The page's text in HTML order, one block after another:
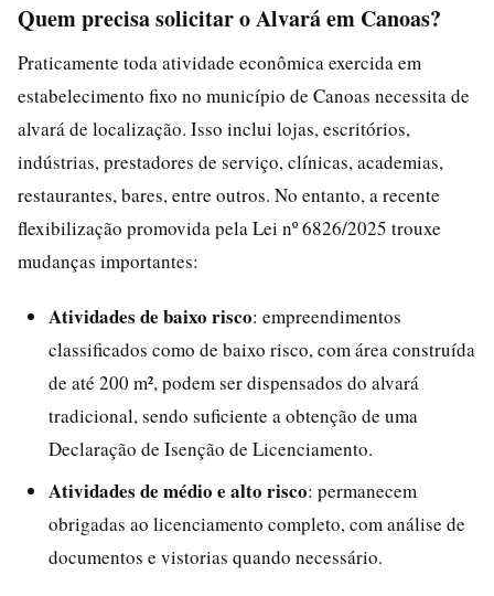
Quem precisa solicitar o Alvará em Canoas?
Praticamente toda atividade econômica exercida em
estabelecimento fixo no município de Canoas necessita de
alvará de localização. Isso inclui lojas, escritórios,
indústrias, prestadores de serviço, clínicas, academias,
restaurantes, bares, entre outros. No entanto, a recente
flexibilização promovida pela Lei nº 6826/2025 trouxe
mudanças importantes:
Atividades de baixo risco: empreendimentos
classificados como de baixo risco, com área construída
de até 200 m², podem ser dispensados do alvará
tradicional, sendo suficiente a obtenção de uma
Declaração de Isenção de Licenciamento.
Atividades de médio e alto risco: permanecem
obrigadas ao licenciamento completo, com análise de
documentos e vistorias quando necessário.